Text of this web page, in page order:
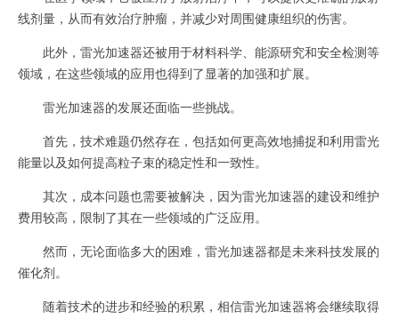
线剂量，从而有效治疗肿瘤，并减少对周围健康组织的伤害。
此外，雷光加速器还被用于材料科学、能源研究和安全检测等
领域，在这些领域的应用也得到了显著的加强和扩展。
雷光加速器的发展还面临一些挑战。
首先，技术难题仍然存在，包括如何更高效地捕捉和利用雷光
能量以及如何提高粒子束的稳定性和一致性。
其次，成本问题也需要被解决，因为雷光加速器的建设和维护
费用较高，限制了其在一些领域的广泛应用。
然而，无论面临多大的困难，雷光加速器都是未来科技发展的
催化剂。
随着技术的进步和经验的积累，相信雷光加速器将会继续取得